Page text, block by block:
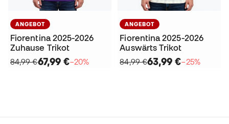
ANGEBOT
Fiorentina 2025-2026
Zuhause Trikot
84,99 €67,99 €−20%
ANGEBOT
Fiorentina 2025-2026
Auswärts Trikot
84,99 €63,99 €−25%